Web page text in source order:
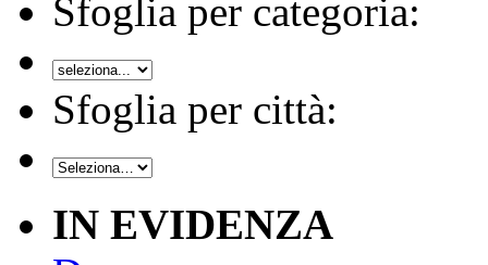
Sfoglia per categoria:
Sfoglia per città:
IN EVIDENZA